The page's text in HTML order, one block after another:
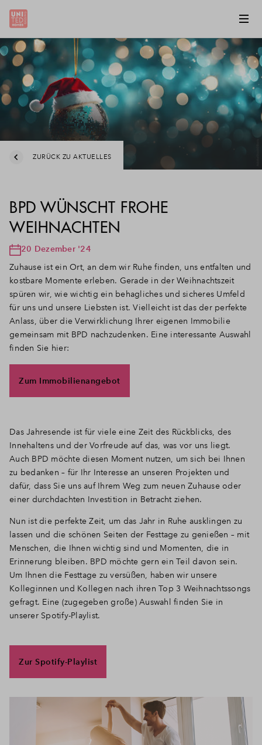
ZURÜCK ZU AKTUELLES
BPD WÜNSCHT FROHE
WEIHNACHTEN
20 Dezember '24
Zuhause ist ein Ort, an dem wir Ruhe finden, uns entfalten und
kostbare Momente erleben. Gerade in der Weihnachtszeit
spüren wir, wie wichtig ein behagliches und sicheres Umfeld
für uns und unsere Liebsten ist. Vielleicht ist das der perfekte
Anlass, über die Verwirklichung Ihrer eigenen Immobilie
gemeinsam mit BPD nachzudenken. Eine interessante Auswahl
finden Sie hier:
Zum Immobilienangebot
Das Jahresende ist für viele eine Zeit des Rückblicks, des
Innehaltens und der Vorfreude auf das, was vor uns liegt.
Auch BPD möchte diesen Moment nutzen, um sich bei Ihnen
zu bedanken – für Ihr Interesse an unseren Projekten und
dafür, dass Sie uns auf Ihrem Weg zum neuen Zuhause oder
einer durchdachten Investition in Betracht ziehen.
Nun ist die perfekte Zeit, um das Jahr in Ruhe ausklingen zu
lassen und die schönen Seiten der Festtage zu genießen – mit
Menschen, die Ihnen wichtig sind und Momenten, die in
Erinnerung bleiben. BPD möchte gern ein Teil davon sein.
Um Ihnen die Festtage zu versüßen, haben wir unsere
Kolleginnen und Kollegen nach ihren Top 3 Weihnachtssongs
gefragt. Eine (zugegeben große) Auswahl finden Sie in
unserer Spotify-Playlist.
Zur Spotify-Playlist